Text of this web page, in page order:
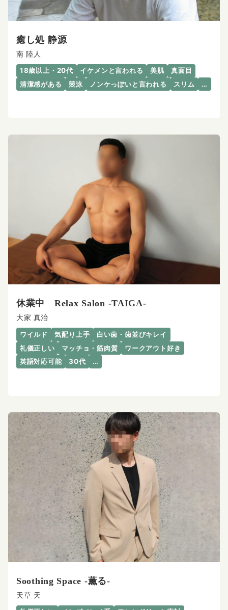
癒し処 静源
南 陸人
18歳以上・20代 イケメンと言われる 美肌
真面目
清潔感がある
競泳 ノンケっぽいと言われる スリム …
休業中 Relax Salon -TAIGA-
大家 真治
ワイルド 気配り上手
白い歯・歯並びキレイ
礼儀正しい
マッチョ・筋肉質
ワークアウト好き
英語対応可能
30代 …
Soothing Space -薫る-
天草 天